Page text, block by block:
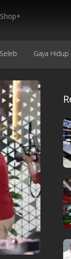
Shop+
Seleb Gaya Hidup